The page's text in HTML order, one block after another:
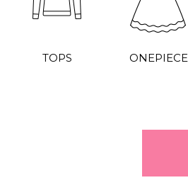
TOPS ONEPIECE